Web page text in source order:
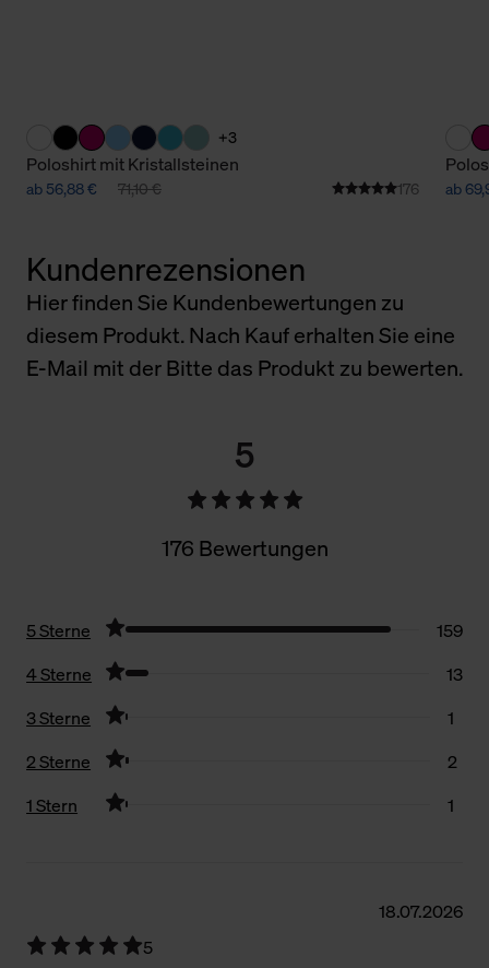
+3
Poloshirt mit Kristallsteinen
ab 56,88 € 71,10 € 176 ab
Kundenrezensionen
Hier finden Sie Kundenbewertungen zu
diesem Produkt. Nach Kauf erhalten Sie eine
E-Mail mit der Bitte das Produkt zu bewerten.
5
176 Bewertungen
5 Sterne
159
4 Sterne
13
3 Sterne
1
2 Sterne
2
1 Stern
1
18.07.2026
5